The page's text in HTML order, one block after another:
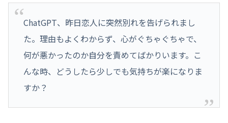
ChatGPT、昨日恋人に突然別れを告げられまし
た。理由もよくわからず、心がぐちゃぐちゃで、
何が悪かったのか自分を責めてばかりいます。こ
んな時、どうしたら少しでも気持ちが楽になりま
すか？